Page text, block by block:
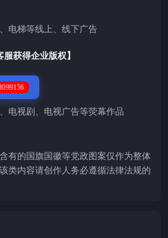
电梯等线上、线下广告
获得企业版权】
电视剧、电视广告等荧幕作品
有的国旗国徽等党政图案仅作为整体
类内容请创作人务必遵循法律法规的